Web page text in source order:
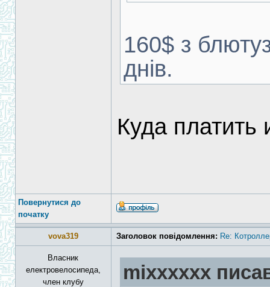
160$ з
днів.
Куда платить
Повернутися до
початку
vova319 Заголовок повідомлення: Re:
Власник
електровелосипеда,
член клубу
mixxxxxx